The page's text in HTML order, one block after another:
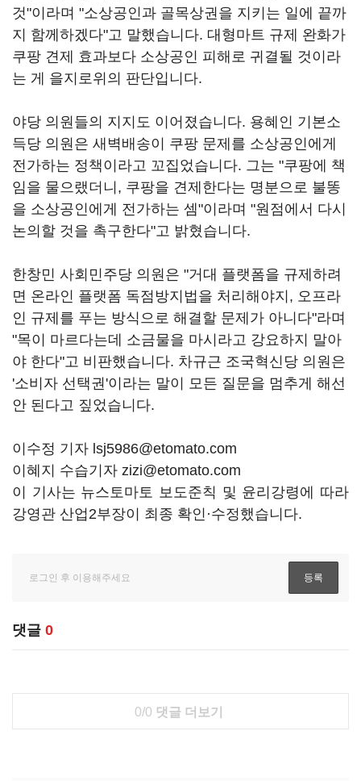
것"이라며 "소상공인과 골목상권을 지키는 일에 끝까
지 함께하겠다"고 말했습니다. 대형마트 규제 완화가
쿠팡 견제 효과보다 소상공인 피해로 귀결될 것이라
는 게 을지로위의 판단입니다.
야당 의원들의 지지도 이어졌습니다. 용혜인 기본소
득당 의원은 새벽배송이 쿠팡 문제를 소상공인에게
전가하는 정책이라고 꼬집었습니다. 그는 "쿠팡에 책
임을 물으랬더니, 쿠팡을 견제한다는 명분으로 불똥
을 소상공인에게 전가하는 셈"이라며 "원점에서 다시
논의할 것을 촉구한다"고 밝혔습니다.
한창민 사회민주당 의원은 "거대 플랫폼을 규제하려
면 온라인 플랫폼 독점방지법을 처리해야지, 오프라
인 규제를 푸는 방식으로 해결할 문제가 아니다"라며
"목이 마르다는데 소금물을 마시라고 강요하지 말아
야 한다"고 비판했습니다. 차규근 조국혁신당 의원은
'소비자 선택권'이라는 말이 모든 질문을 멈추게 해선
안 된다고 짚었습니다.
이수정 기자 lsj5986@etomato.com
이혜지 수습기자 zizi@etomato.com
이 기사는 뉴스토마토 보도준칙 및 윤리강령에 따라
강영관 산업2부장이 최종 확인·수정했습니다.
댓글 0
0/0 댓글 더보기